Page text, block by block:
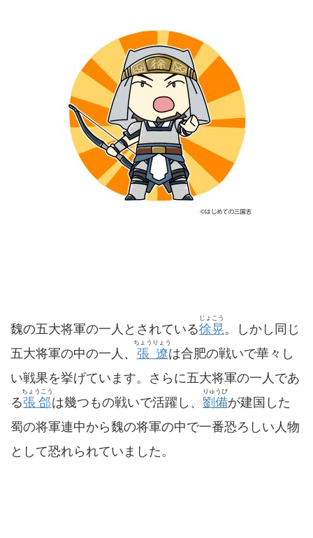
魏の五大将軍の一人とされている徐晃
じょこう
。しかし同じ
五大将軍の中の一人、 張遼
ちょうりょう
は合肥の戦いで華々し
い戦果を挙げています。さらに五大将軍の一人であ
る張郃
ちょうこう
は幾つもの戦いで活躍し、 劉備
りゅうび
が建国した
蜀の将軍連中から魏の将軍の中で一番恐ろしい人物
として恐れられていました。